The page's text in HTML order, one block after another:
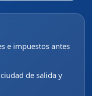
e impuestos antes
de salida y